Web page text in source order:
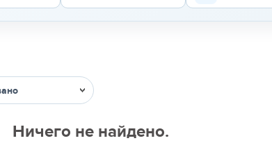
Ничего не найдено.